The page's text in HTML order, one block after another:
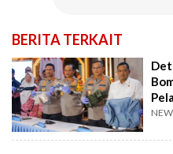
BERITA TERKAIT